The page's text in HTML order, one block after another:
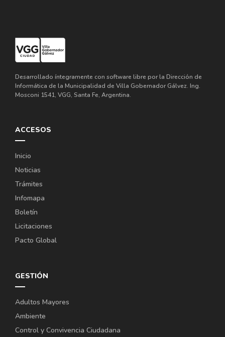
Desarrollado íntegramente con software libre por la Dirección de
Informática de la Municipalidad de Villa Gobernador Gálvez. Ing.
Mosconi 1541, VGG, Santa Fe, Argentina.
ACCESOS
Inicio
Noticias
Trámites
Infomapa
Boletín
Licitaciones
Pacto Global
GESTIÓN
Adultos Mayores
Ambiente
Control y Convivencia Ciudadana